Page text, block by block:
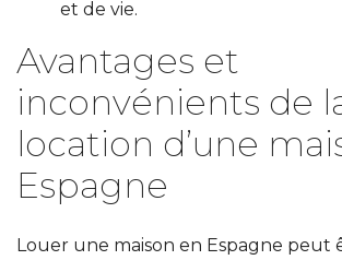
et de vie.
Avantages et
inconvénients de
location d’une
Espagne
Louer une maison en Espagne peut